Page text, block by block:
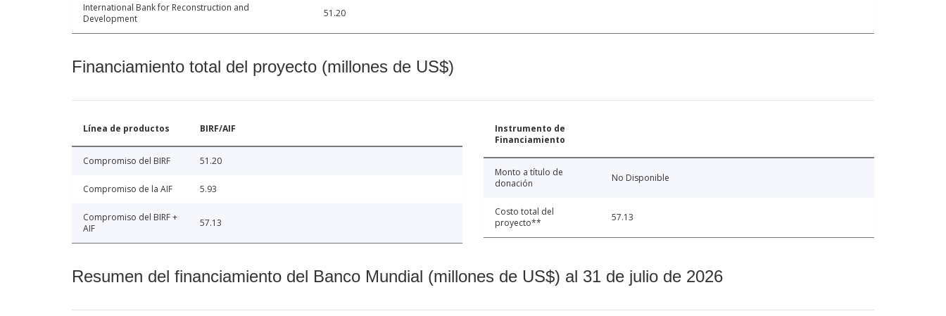
International Bank for Reconstruction and
Development
51.20
Financiamiento total del proyecto (millones de US$)
Línea de productos BIRF/AIF
Compromiso del BIRF 51.20
Compromiso de la AIF 5.93
Compromiso del BIRF +
AIF
57.13
Instrumento de
Financiamiento
Monto a título de
donación
No Disponible
Costo total del
proyecto**
57.13
Resumen del financiamiento del Banco Mundial (millones de US$) al 31 de julio de 2026